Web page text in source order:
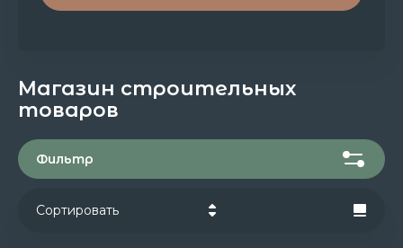
Магазин строительных
товаров
Фильтр
Сортировать